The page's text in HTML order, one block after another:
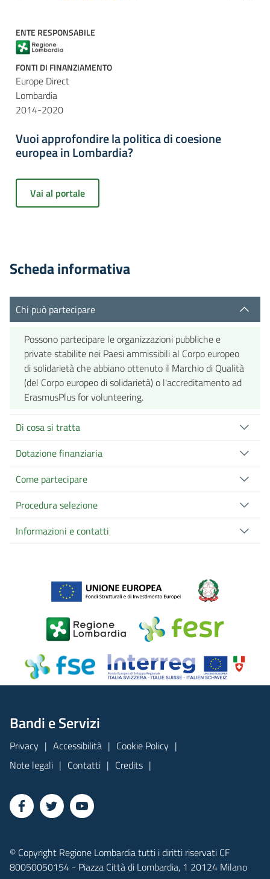
ENTE RESPONSABILE
FONTI DI FINANZIAMENTO
Europe Direct
Lombardia
2014-2020
Vuoi approfondire la politica di coesione
europea in Lombardia?
Vai al portale
Scheda informativa
Chi può partecipare
Possono partecipare le organizzazioni pubbliche e
private stabilite nei Paesi ammissibili al Corpo europeo
di solidarietà che abbiano ottenuto il Marchio di Qualità
(del Corpo europeo di solidarietà) o l'accreditamento ad
ErasmusPlus for volunteering.
Di cosa si tratta
Dotazione finanziaria
Come partecipare
Procedura selezione
Informazioni e contatti
Bandi e Servizi
Privacy Accessibilità
Cookie Policy
Note legali
Contatti Credits
© Copyright Regione Lombardia tutti i diritti riservati CF
80050050154 - Piazza Città di Lombardia, 1 20124 Milano